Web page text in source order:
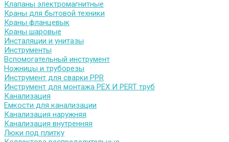
Клапаны электромагнитные
Краны для бытовой техники
Краны фланцевык
Краны шаровые
Инсталяции и унитазы
Инструменты
Вспомогательный инструмент
Ножницы и труборезы
Инструмент для сварки PPR
Инструмент для монтажа PEX И PERT труб
Канализация
Емкости для канализации
Канализация наружняя
Канализация внутренняя
Люки под плитку